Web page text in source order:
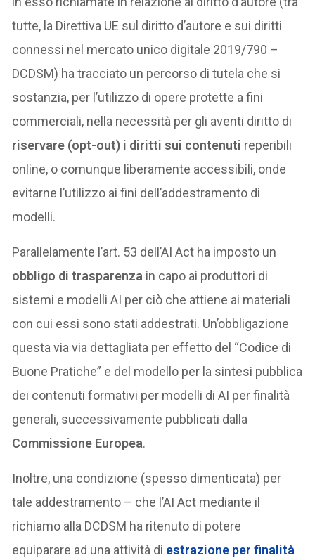
tutte, la Direttiva UE sul diritto d’autore e sui diritti
connessi nel mercato unico digitale 2019/790 –
DCDSM) ha tracciato un percorso di tutela che si
sostanzia, per l’utilizzo di opere protette a fini
commerciali, nella necessità per gli aventi diritto di
riservare (opt-out) i diritti sui contenuti reperibili
online, o comunque liberamente accessibili, onde
evitarne l’utilizzo ai fini dell’addestramento di
modelli.
Parallelamente l’art. 53 dell’AI Act ha imposto un
obbligo di trasparenza in capo ai produttori di
sistemi e modelli AI per ciò che attiene ai materiali
con cui essi sono stati addestrati. Un’obbligazione
questa via via dettagliata per effetto del “Codice di
Buone Pratiche” e del modello per la sintesi pubblica
dei contenuti formativi per modelli di AI per finalità
generali, successivamente pubblicati dalla
Commissione Europea.
Inoltre, una condizione (spesso dimenticata) per
tale addestramento – che l’AI Act mediante il
richiamo alla DCDSM ha ritenuto di potere
equiparare ad una attività di estrazione per finalità